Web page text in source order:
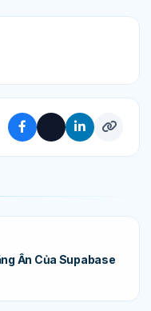
Ẩn Của Supabase